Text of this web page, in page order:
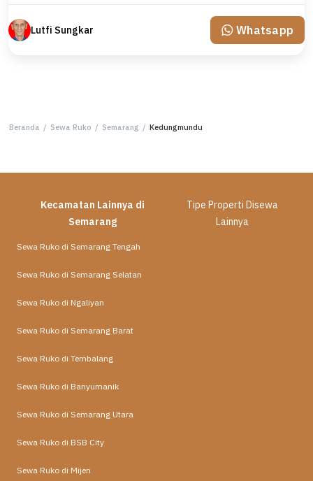
Lutfi Sungkar Whatsapp
Beranda / Sewa Ruko / Semarang / Kedungmundu
Kecamatan Lainnya di
Semarang
Tipe Properti Disewa
Lainnya
Sewa Ruko di Semarang Tengah
Sewa Ruko di Semarang Selatan
Sewa Ruko di Ngaliyan
Sewa Ruko di Semarang Barat
Sewa Ruko di Tembalang
Sewa Ruko di Banyumanik
Sewa Ruko di Semarang Utara
Sewa Ruko di BSB City
Sewa Ruko di Mijen